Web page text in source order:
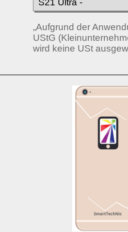
„Aufgrund der
UStG
wird keine USt